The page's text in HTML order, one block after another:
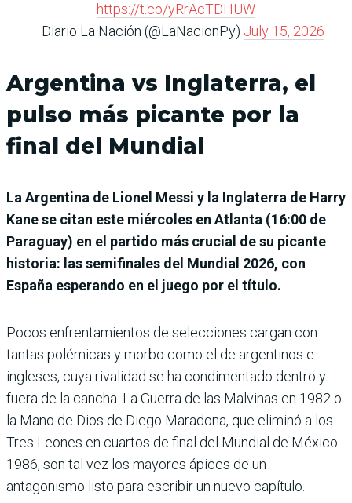
https://t.co/yRrAcTDHUW
— Diario La Nación (@LaNacionPy) July 15, 2026
Argentina vs Inglaterra, el
pulso más picante por la
final del Mundial
La Argentina de Lionel Messi y la Inglaterra de Harry
Kane se citan este miércoles en Atlanta (16:00 de
Paraguay) en el partido más crucial de su picante
historia: las semifinales del Mundial 2026, con
España esperando en el juego por el título.
Pocos enfrentamientos de selecciones cargan con
tantas polémicas y morbo como el de argentinos e
ingleses, cuya rivalidad se ha condimentado dentro y
fuera de la cancha. La Guerra de las Malvinas en 1982 o
la Mano de Dios de Diego Maradona, que eliminó a los
Tres Leones en cuartos de final del Mundial de México
1986, son tal vez los mayores ápices de un
antagonismo listo para escribir un nuevo capítulo.